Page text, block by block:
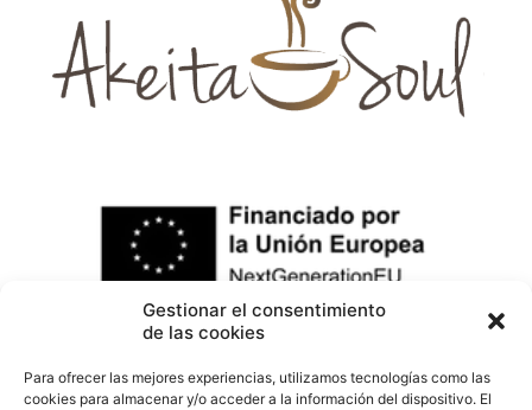
Gestionar el consentimiento
de las cookies
Para ofrecer las mejores experiencias, utilizamos tecnologías como las
cookies para almacenar y/o acceder a la información del dispositivo. El